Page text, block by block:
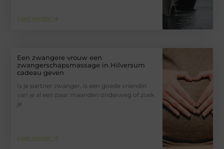
Lees verder ➜
Een zwangere vrouw een
zwangerschapsmassage in Hilversum
cadeau geven
Is je partner zwanger, is een goede vriendin
van je al een paar maanden onderweg of zoek
je
Lees verder ➜